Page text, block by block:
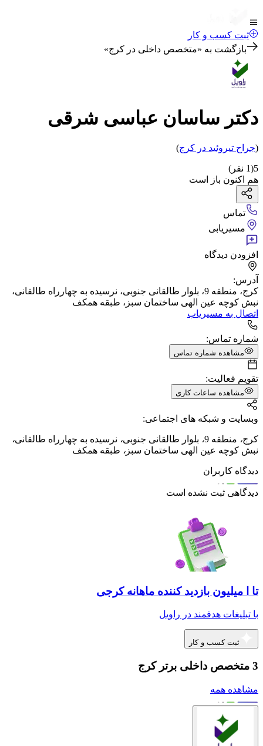
ثبت کسب و کار
بازگشت به «متخصص داخلی در کرج»
دکتر ساسان عباسی شرقی
(جراح تیروئید در کرج)
5
(
1 نفر)
هم اکنون باز است
تماس
مسیریابی
افزودن دیدگاه
آدرس:
کرج، منطقه 9، بلوار طالقانی جنوبی، نرسیده به چهارراه طالقانی،
نبش کوچه عین الهی ساختمان سبز، طبقه همکف
اتصال به مسیریاب
شماره تماس:
مشاهده شماره تماس
تقویم فعالیت:
مشاهده ساعات کاری
وبسایت و شبکه های اجتماعی:
کرج، منطقه 9 ، بلوار طالقانی جنوبی، نرسیده به چهارراه طالقانی،
نبش کوچه عین الهی ساختمان سبز ، طبقه همکف
دیدگاه کاربران
دیدگاهی ثبت نشده است
تا ا میلیون بازدید کننده ماهانه کرجی
با تبلیغات هدفمند در راویل
ثبت کسب و کار
3 متخصص داخلی برتر کرج
مشاهده همه